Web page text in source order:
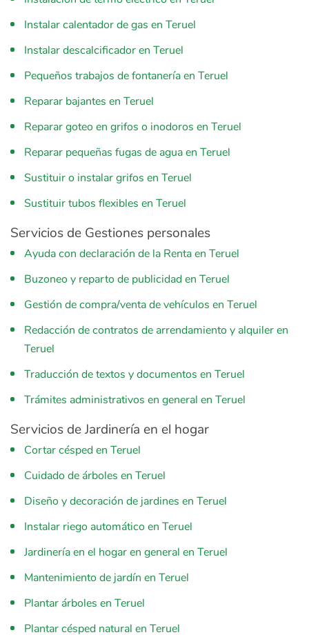
Instalar calentador de gas en Teruel
Instalar descalcificador en Teruel
Pequeños trabajos de fontanería en Teruel
Reparar bajantes en Teruel
Reparar goteo en grifos o inodoros en Teruel
Reparar pequeñas fugas de agua en Teruel
Sustituir o instalar grifos en Teruel
Sustituir tubos flexibles en Teruel
Servicios de Gestiones personales
Ayuda con declaración de la Renta en Teruel
Buzoneo y reparto de publicidad en Teruel
Gestión de compra/venta de vehículos en Teruel
Redacción de contratos de arrendamiento y alquiler en
Teruel
Traducción de textos y documentos en Teruel
Trámites administrativos en general en Teruel
Servicios de Jardinería en el hogar
Cortar césped en Teruel
Cuidado de árboles en Teruel
Diseño y decoración de jardines en Teruel
Instalar riego automático en Teruel
Jardinería en el hogar en general en Teruel
Mantenimiento de jardín en Teruel
Plantar árboles en Teruel
Plantar césped natural en Teruel